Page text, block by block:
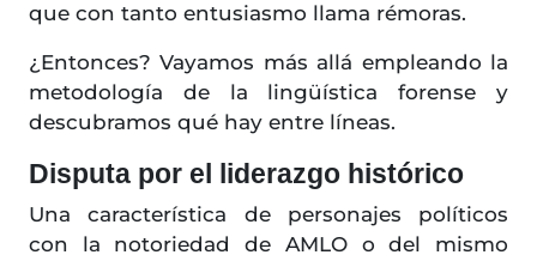
que con tanto entusiasmo llama rémoras.
¿Entonces? Vayamos más allá empleando la
metodología de la lingüística forense y
descubramos qué hay entre líneas.
Disputa por el liderazgo histórico
Una característica de personajes políticos
con la notoriedad de AMLO o del mismo